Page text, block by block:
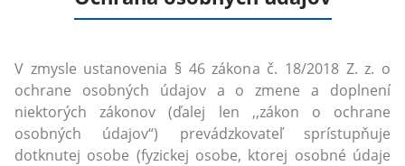
V zmysle ustanovenia § 46 zákona č. 18/2018 Z. z. o
ochrane osobných údajov a o zmene a doplnení
niektorých zákonov (ďalej len ,,zákon o ochrane
osobných údajov“) prevádzkovateľ sprístupňuje
dotknutej osobe (fyzickej osobe, ktorej osobné údaje